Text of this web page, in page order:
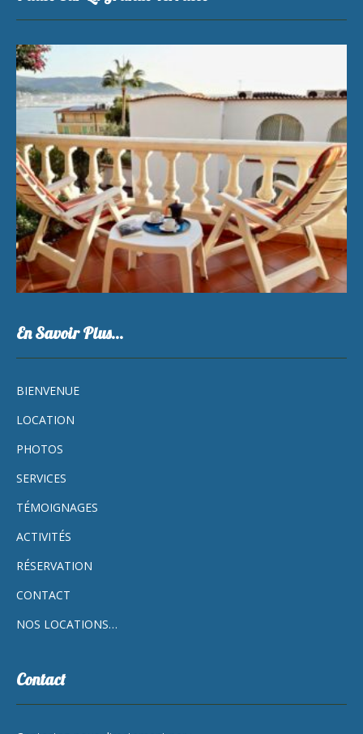
En Savoir Plus…
BIENVENUE
LOCATION
PHOTOS
SERVICES
TÉMOIGNAGES
ACTIVITÉS
RÉSERVATION
CONTACT
NOS LOCATIONS…
Contact